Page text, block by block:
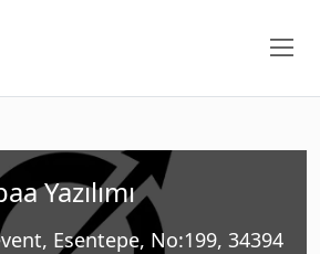
Yazılımı
Esentepe, No:199, 34394